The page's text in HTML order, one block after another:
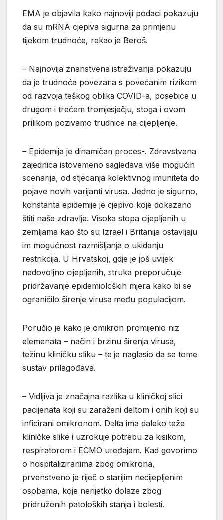
EMA je objavila kako najnoviji podaci pokazuju
da su mRNA cjepiva sigurna za primjenu
tijekom trudnoće, rekao je Beroš.
– Najnovija znanstvena istraživanja pokazuju
da je trudnoća povezana s povećanim rizikom
od razvoja teškog oblika COVID-a, posebice u
drugom i trećem tromjesječju, stoga i ovom
prilikom pozivamo trudnice na cijepljenje.
– Epidemija je dinamičan proces-. Zdravstvena
zajednica istovemeno sagledava više mogućih
scenarija, od stjecanja kolektivnog imuniteta do
pojave novih varijanti virusa. Jedno je sigurno,
konstanta epidemije je cjepivo koje dokazano
štiti naše zdravlje. Visoka stopa cijepljenih u
zemljama kao što su Izrael i Britanija ostavljaju
im mogućnost razmišljanja o ukidanju
restrikcija. U Hrvatskoj, gdje je još uvijek
nedovoljno cijepljenih, struka preporučuje
pridržavanje epidemioloških mjera kako bi se
ograničilo širenje virusa među populacijom.
Poručio je kako je omikron promijenio niz
elemenata – način i brzinu širenja virusa,
težinu kliničku sliku – te je naglasio da se tome
sustav prilagođava.
– Vidljiva je značajna razlika u kliničkoj slici
pacijenata koji su zaraženi deltom i onih koji su
inficirani omikronom. Delta ima daleko teže
kliničke slike i uzrokuje potrebu za kisikom,
respiratorom i ECMO uređajem. Kad govorimo
o hospitaliziranima zbog omikrona,
prvenstveno je riječ o starijim necijepljenim
osobama, koje nerijetko dolaze zbog
pridruženih patoloških stanja i bolesti.